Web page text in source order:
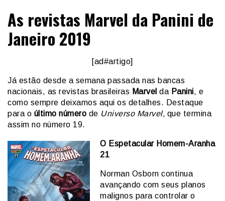
Central Comics
As revistas Marvel da Panini de
Janeiro 2019
[ad#artigo]
Já estão desde a semana passada nas bancas
nacionais, as revistas brasileiras Marvel da Panini, e
como sempre deixamos aqui os detalhes. Destaque
para o último número de Universo Marvel, que termina
assim no número 19.
O Espetacular Homem-Aranha
21
Norman Osborn continua
avançando com seus planos
malignos para controlar o